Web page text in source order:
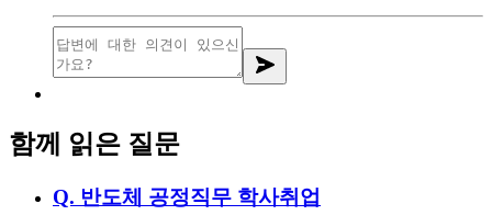
함께 읽은 질문
Q. 반도체 공정직무 학사취업